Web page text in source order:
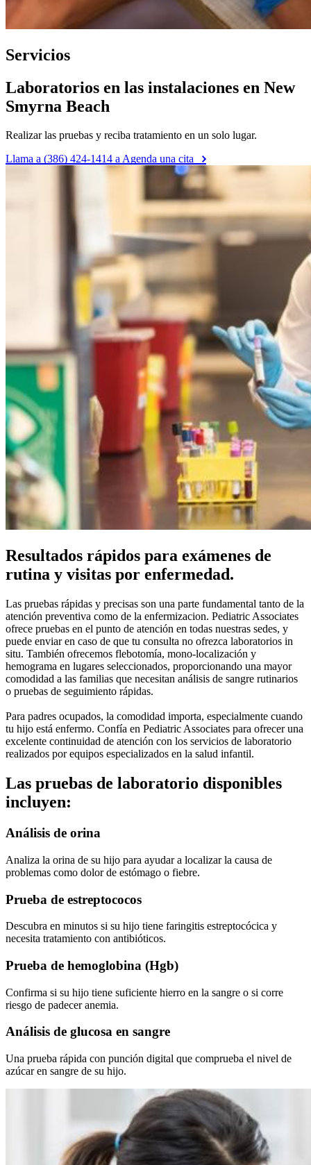
Servicios
Laboratorios en las instalaciones en New
Smyrna Beach
Realizar las pruebas y reciba tratamiento en un solo lugar.
Llama a (386) 424-1414 a Agenda una cita
Resultados rápidos para exámenes de
rutina y visitas por enfermedad.
Las pruebas rápidas y precisas son una parte fundamental tanto de la
atención preventiva como de la enfermizacion. Pediatric Associates
ofrece pruebas en el punto de atención en todas nuestras sedes, y
puede enviar en caso de que tu consulta no ofrezca laboratorios in
situ. También ofrecemos flebotomía, mono-localización y
hemograma en lugares seleccionados, proporcionando una mayor
comodidad a las familias que necesitan análisis de sangre rutinarios
o pruebas de seguimiento rápidas.
Para padres ocupados, la comodidad importa, especialmente cuando
tu hijo está enfermo. Confía en Pediatric Associates para ofrecer una
excelente continuidad de atención con los servicios de laboratorio
realizados por equipos especializados en la salud infantil.
Las pruebas de laboratorio disponibles
incluyen:
Análisis de orina
Analiza la orina de su hijo para ayudar a localizar la causa de
problemas como dolor de estómago o fiebre.
Prueba de estreptococos
Descubra en minutos si su hijo tiene faringitis estreptocócica y
necesita tratamiento con antibióticos.
Prueba de hemoglobina (Hgb)
Confirma si su hijo tiene suficiente hierro en la sangre o si corre
riesgo de padecer anemia.
Análisis de glucosa en sangre
Una prueba rápida con punción digital que comprueba el nivel de
azúcar en sangre de su hijo.